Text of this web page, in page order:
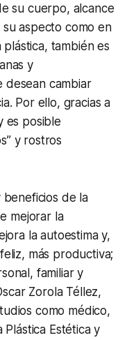
su cuerpo, alcance
aspecto como en
también es
y
desean cambiar
Por ello, gracias a
es posible
y rostros
de la
mejorar la
la autoestima y,
más productiva;
familiar y
Zorola Téllez,
como médico,
Estética y